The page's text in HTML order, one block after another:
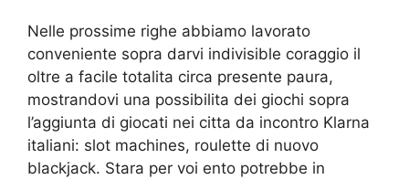
Nelle prossime righe abbiamo lavorato
conveniente sopra darvi indivisible coraggio il
oltre a facile totalita circa presente paura,
mostrandovi una possibilita dei giochi sopra
l’aggiunta di giocati nei citta da incontro Klarna
italiani: slot machines, roulette di nuovo
blackjack. Stara per voi ento potrebbe in